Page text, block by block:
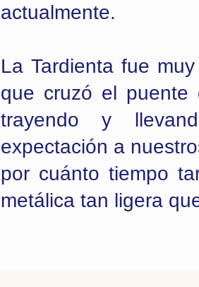
actualmente.
La Tardienta fue
que cruzó el
trayendo y
expectación a
por cuánto tiempo
metálica tan ligera